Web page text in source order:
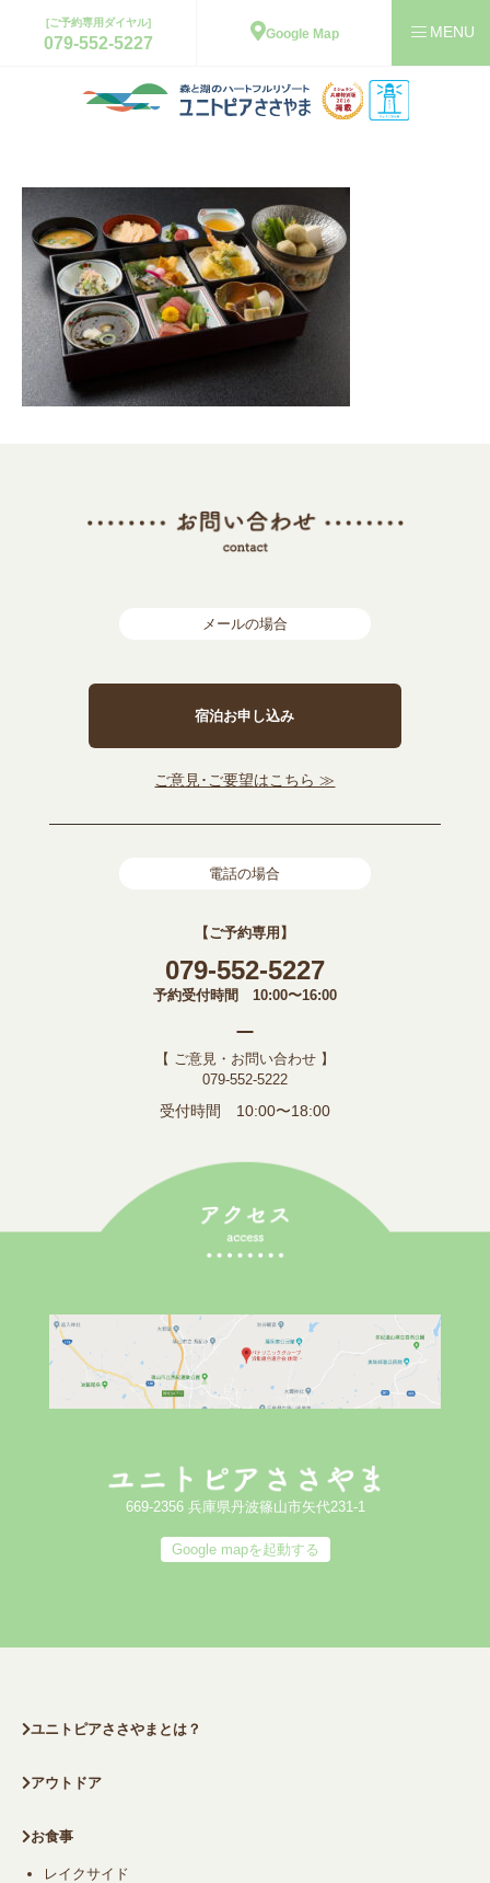
[ご予約専用ダイヤル]
079-552-5227 Google Map
メールの場合
宿泊お申し込み
ご意見･ご要望はこちら ≫
電話の場合
【ご予約専用】
079-552-5227
予約受付時間 10:00〜16:00
【 ご意見・お問い合わせ 】
079-552-5222
受付時間 10:00〜18:00
669-2356 兵庫県丹波篠山市矢代231-1
Google mapを起動する
ユニトピアささやまとは？
アウトドア
お食事
レイクサイド